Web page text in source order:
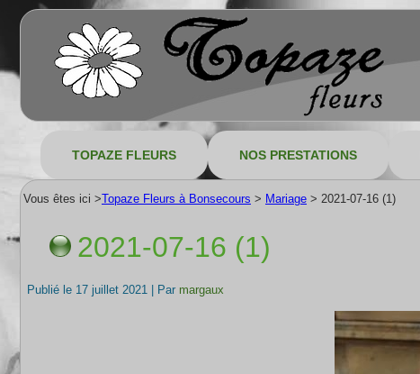
TOPAZE FLEURS NOS PRESTATIONS
Vous êtes ici >Topaze Fleurs à Bonsecours > Mariage > 2021-07-16 (1)
2021-07-16 (1)
Publié le 17 juillet 2021 Par margaux